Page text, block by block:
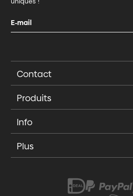
Contact
Produits
Info
Plus